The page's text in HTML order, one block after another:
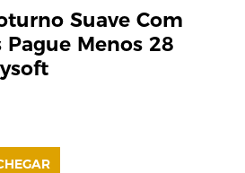
Suave Com
Pague Menos 28